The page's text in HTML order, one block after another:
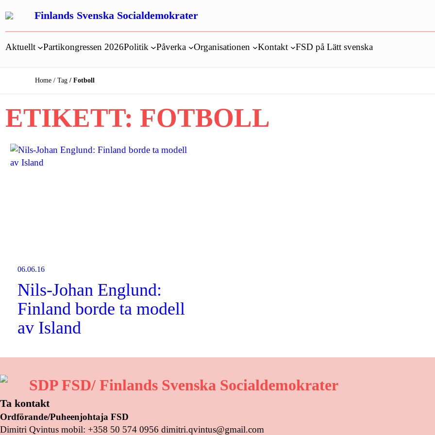
till
innehåll
Finlands Svenska Socialdemokrater
Aktuellt
Partikongressen 2026Politik Påverka Organisationen Kontakt FSD på Lätt svenska
Home Tag Fotboll
ETIKETT: FOTBOLL
06.06.16
Nils-Johan Englund:
Finland borde ta modell
av Island
SDP FSD/ Finlands Svenska Socialdemokrater
Ta kontakt
Ordförande/Puheenjohtaja FSD
Dimitri Qvintus mobil: +358 50 574 0956 dimitri.qvintus@gmail.com